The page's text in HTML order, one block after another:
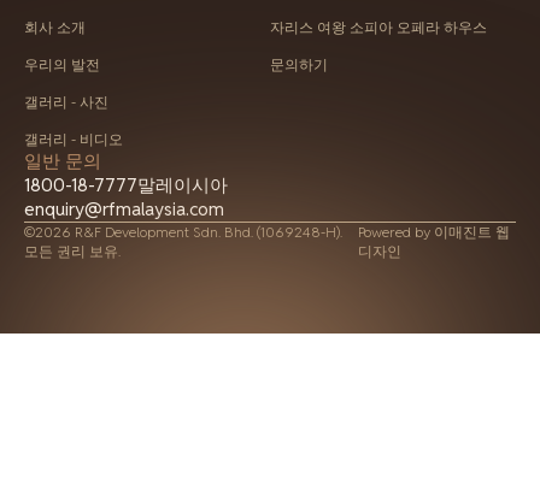
회사 소개
우리의 발전
갤러리 - 사진
갤러리 - 비디오
자리스 여왕 소피아 오페라 하우스
문의하기
일반 문의
1800-18-7777말레이시아
enquiry@rfmalaysia.com
©2026 R&F Development Sdn. Bhd. (1069248-H).
모든 권리 보유.
Powered by 이매진트 웹
디자인